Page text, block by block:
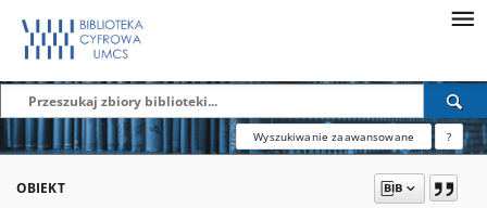
Wyszukiwanie zaawansowane ?
OBIEKT